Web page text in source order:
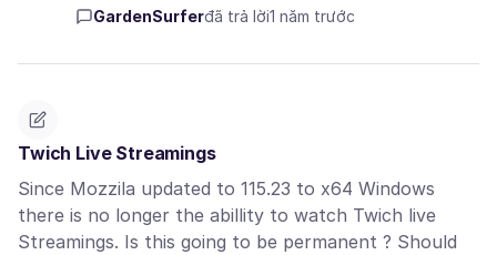
GardenSurferđã trả lời1 năm trước
Twich Live Streamings
Since Mozzila updated to 115.23 to x64 Windows
there is no longer the abillity to watch Twich live
Streamings. Is this going to be permanent ? Should